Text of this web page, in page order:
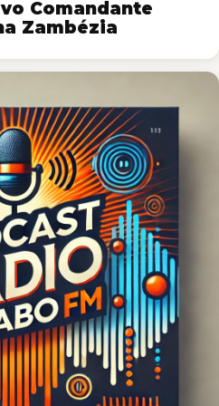
Comandante
Zambézia